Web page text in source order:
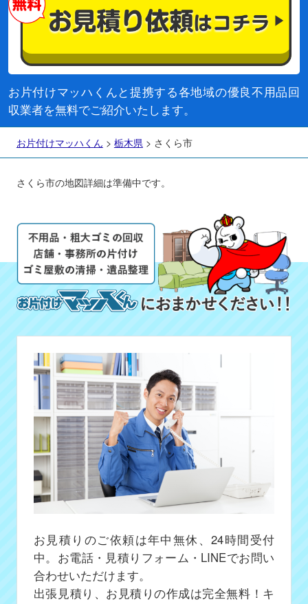
お片付けマッハくんと提携する各地域の優良不用品回
収業者を無料でご紹介いたします。
お片付けマッハくん > 栃木県 > さくら市
さくら市の地図詳細は準備中です。
お見積りのご依頼は年中無休、24時間受付
中。お電話・見積りフォーム・LINEでお問い
合わせいただけます。
出張見積り、お見積りの作成は完全無料！キ